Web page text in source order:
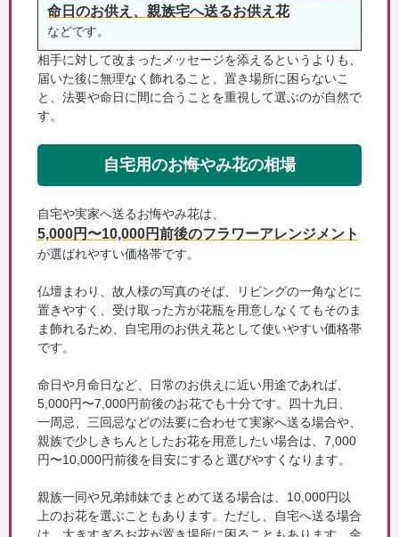
命日のお供え、親族宅へ送るお供え花
などです。
相手に対して改まったメッセージを添えるというよりも、
届いた後に無理なく飾れること、置き場所に困らないこ
と、法要や命日に間に合うことを重視して選ぶのが自然で
す。
自宅用のお悔やみ花の相場
自宅や実家へ送るお悔やみ花は、
5,000円〜10,000円前後のフラワーアレンジメント
が選ばれやすい価格帯です。
仏壇まわり、故人様の写真のそば、リビングの一角などに
置きやすく、受け取った方が花瓶を用意しなくてもそのま
ま飾れるため、自宅用のお供え花として使いやすい価格帯
です。
命日や月命日など、日常のお供えに近い用途であれば、
5,000円〜7,000円前後のお花でも十分です。四十九日、
一周忌、三回忌などの法要に合わせて実家へ送る場合や、
親族で少しきちんとしたお花を用意したい場合は、7,000
円〜10,000円前後を目安にすると選びやすくなります。
親族一同や兄弟姉妹でまとめて送る場合は、10,000円以
上のお花を選ぶこともあります。ただし、自宅へ送る場合